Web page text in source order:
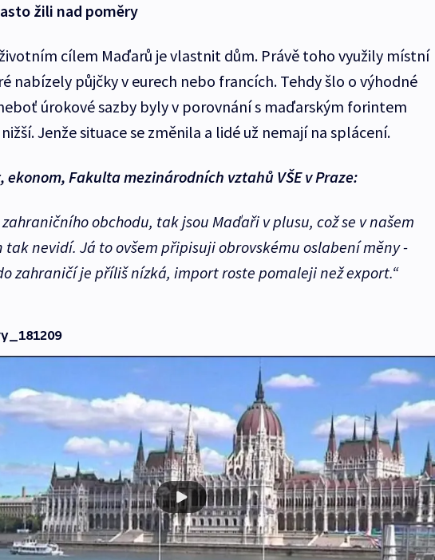
žili nad poměry
cílem Maďarů je vlastnit dům. Právě toho využily místní
nabízely půjčky v eurech nebo francích. Tehdy šlo o výhodné
úrokové sazby byly v porovnání s maďarským forintem
Jenže situace se změnila a lidé už nemají na splácení.
ekonom, Fakulta mezinárodních vztahů VŠE v Praze:
zahraničního obchodu, tak jsou Maďaři v plusu, což se v našem
tak nevidí. Já to ovšem připisuji obrovskému oslabení měny -
zahraničí je příliš nízká, import roste pomaleji než export.“